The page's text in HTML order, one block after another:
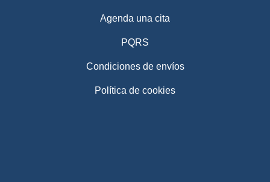
Agenda una cita
PQRS
Condiciones de envíos
Política de cookies